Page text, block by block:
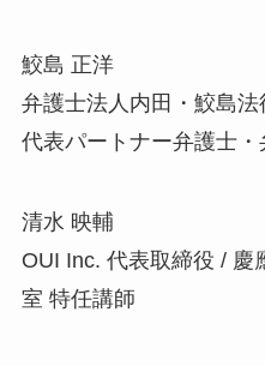
鮫島 正洋
弁護士法人内田・鮫島法
代表パートナー弁護士・
清水 映輔
OUI Inc. 代表取締役 / 慶
室 特任講師